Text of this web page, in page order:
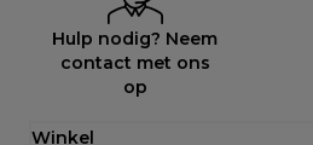
Hulp nodig? Neem
contact met ons
op
Winkel